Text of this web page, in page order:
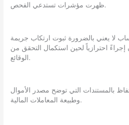
ظهرت مؤشرات تستدعي الفحص.
لا يعني بالضرورة ثبوت ارتكاب جريمة
احترازياً لحين استكمال التحقق من
الوقائع.
بالمستندات التي توضح مصدر الأموال
وطبيعة المعاملات المالية.